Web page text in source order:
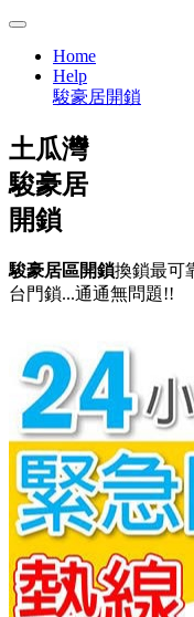
Home
Help
駿豪居開鎖
土瓜灣
駿豪居
開鎖
駿豪居區開鎖換鎖最可
台門鎖...通通無問題!!